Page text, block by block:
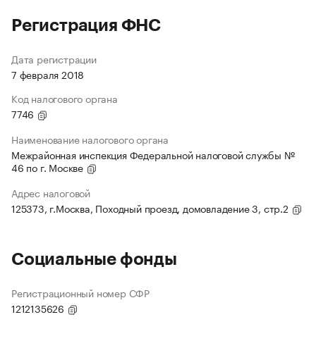
Регистрация ФНС
Дата регистрации
7 февраля 2018
Код налогового органа
7746
Наименование налогового органа
Межрайонная инспекция Федеральной налоговой службы №
46 по г. Москве
Адрес налоговой
125373, г.Москва, Походный проезд, домовладение 3, стр.2
Социальные фонды
Регистрационный номер СФР
1212135626